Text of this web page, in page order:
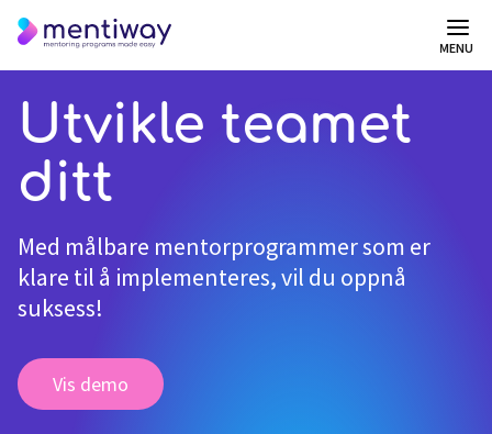
MENU
Utvikle teamet
ditt
Med målbare mentorprogrammer som er
klare til å implementeres, vil du oppnå
suksess!
Vis demo